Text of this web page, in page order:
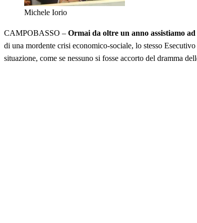
Michele Iorio
CAMPOBASSO – Ormai da oltre un anno assistiamo
di una mordente crisi economico-sociale, lo stesso
situazione, come se nessuno si fosse accorto del dramma